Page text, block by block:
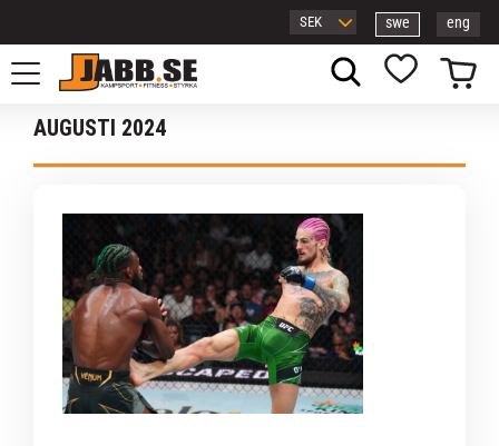
Meny
swe eng
Favoriter
Kundvagn
AUGUSTI 2024